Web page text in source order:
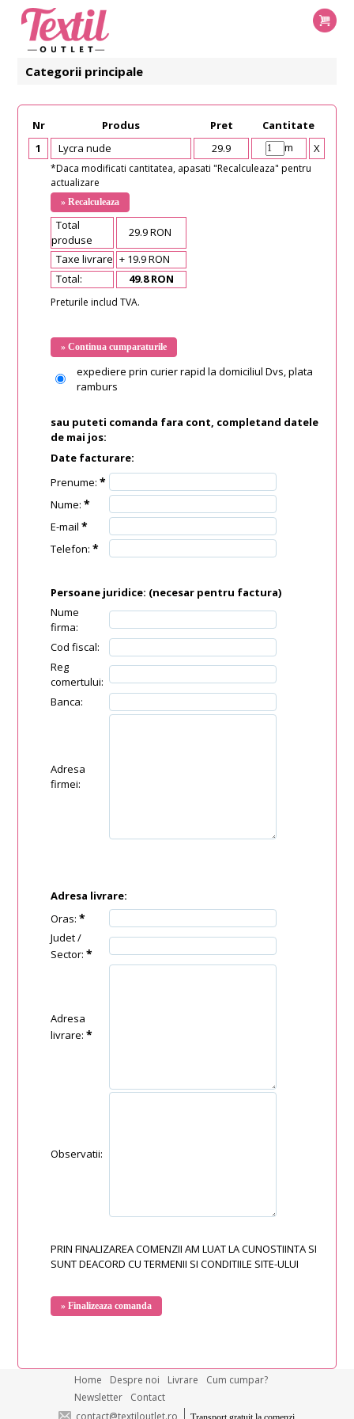
Categorii principale
Nr Produs Pret
Cantitate
1
Lycra nude 29.9 m X
*Daca modificati cantitatea, apasati "Recalculeaza" pentru
actualizare
Total
produse
29.9 RON
Taxe livrare + 19.9 RON
Total:
49.8 RON
Preturile includ TVA.
expediere prin curier rapid la domiciliul Dvs, plata
ramburs
sau puteti comanda fara cont, completand datele
de mai jos:
Date facturare:
Prenume:*
Nume:*
E-mail*
Telefon:*
Persoane juridice: (necesar pentru factura)
Nume
firma:
Cod fiscal:
Reg
comertului:
Banca:
Adresa
firmei:
Adresa livrare:
Oras:*
Judet /
Sector:*
Adresa
livrare:*
Observatii:
PRIN FINALIZAREA COMENZII AM LUAT LA CUNOSTIINTA SI
SUNT DEACORD CU TERMENII SI CONDITIILE SITE-ULUI
Home Despre noi Livrare
Cum cumpar?
Newsletter
Contact
contact@textiloutlet.ro